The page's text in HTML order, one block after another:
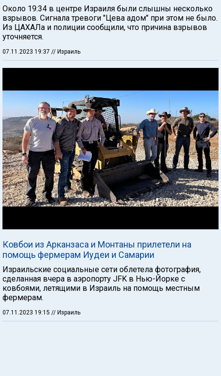
Около 19:34 в центре Израиля были слышны несколько
взрывов. Сигнала тревоги "Цева адом" при этом не было.
Из ЦАХАЛа и полиции сообщили, что причина взрывов
уточняется.
07.11.2023 19:37 // Израиль
Ковбои из Арканзаса и Монтаны прилетели на
помощь фермерам Иудеи и Самарии
Израильские социальные сети облетела фотография,
сделанная вчера в аэропорту JFK в Нью-Йорке с
ковбоями, летящими в Израиль на помощь местным
фермерам.
07.11.2023 19:15 // Израиль